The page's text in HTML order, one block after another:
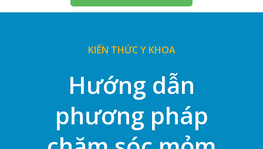
KIẾN THỨC Y KHOA
Hướng dẫn
phương pháp